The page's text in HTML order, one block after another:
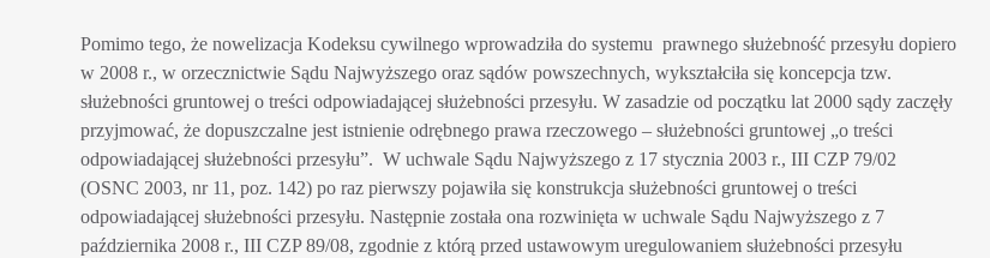
Pomimo tego, że nowelizacja Kodeksu cywilnego wprowadziła do systemu prawnego służebność przesyłu dopiero
w 2008 r., w orzecznictwie Sądu Najwyższego oraz sądów powszechnych, wykształciła się koncepcja tzw.
służebności gruntowej o treści odpowiadającej służebności przesyłu. W zasadzie od początku lat 2000 sądy zaczęły
przyjmować, że dopuszczalne jest istnienie odrębnego prawa rzeczowego – służebności gruntowej „o treści
odpowiadającej służebności przesyłu”. W uchwale Sądu Najwyższego z 17 stycznia 2003 r., III CZP 79/02
(OSNC 2003, nr 11, poz. 142) po raz pierwszy pojawiła się konstrukcja służebności gruntowej o treści
odpowiadającej służebności przesyłu. Następnie została ona rozwinięta w uchwale Sądu Najwyższego z 7
października 2008 r., III CZP 89/08, zgodnie z którą przed ustawowym uregulowaniem służebności przesyłu